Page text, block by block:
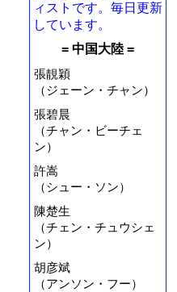
ィストです。毎日更新
しています。
= 中国大陸 =
張靚穎
（ジェーン・チャン）
張碧晨
（チャン・ビーチェ
ン）
許嵩
（シュー・ソン）
陳楚生
（チェン・チュウシェ
ン）
胡彦斌
（アンソン・フー）